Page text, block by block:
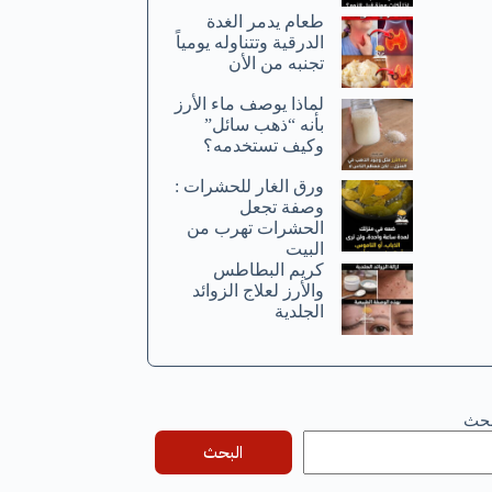
طعام يدمر الغدة
الدرقية وتتناوله يومياً
تجنبه من الأن
لماذا يوصف ماء الأرز
بأنه “ذهب سائل”
وكيف تستخدمه؟
ورق الغار للحشرات :
وصفة تجعل
الحشرات تهرب من
البيت
كريم البطاطس
والأرز لعلاج الزوائد
الجلدية
البحث